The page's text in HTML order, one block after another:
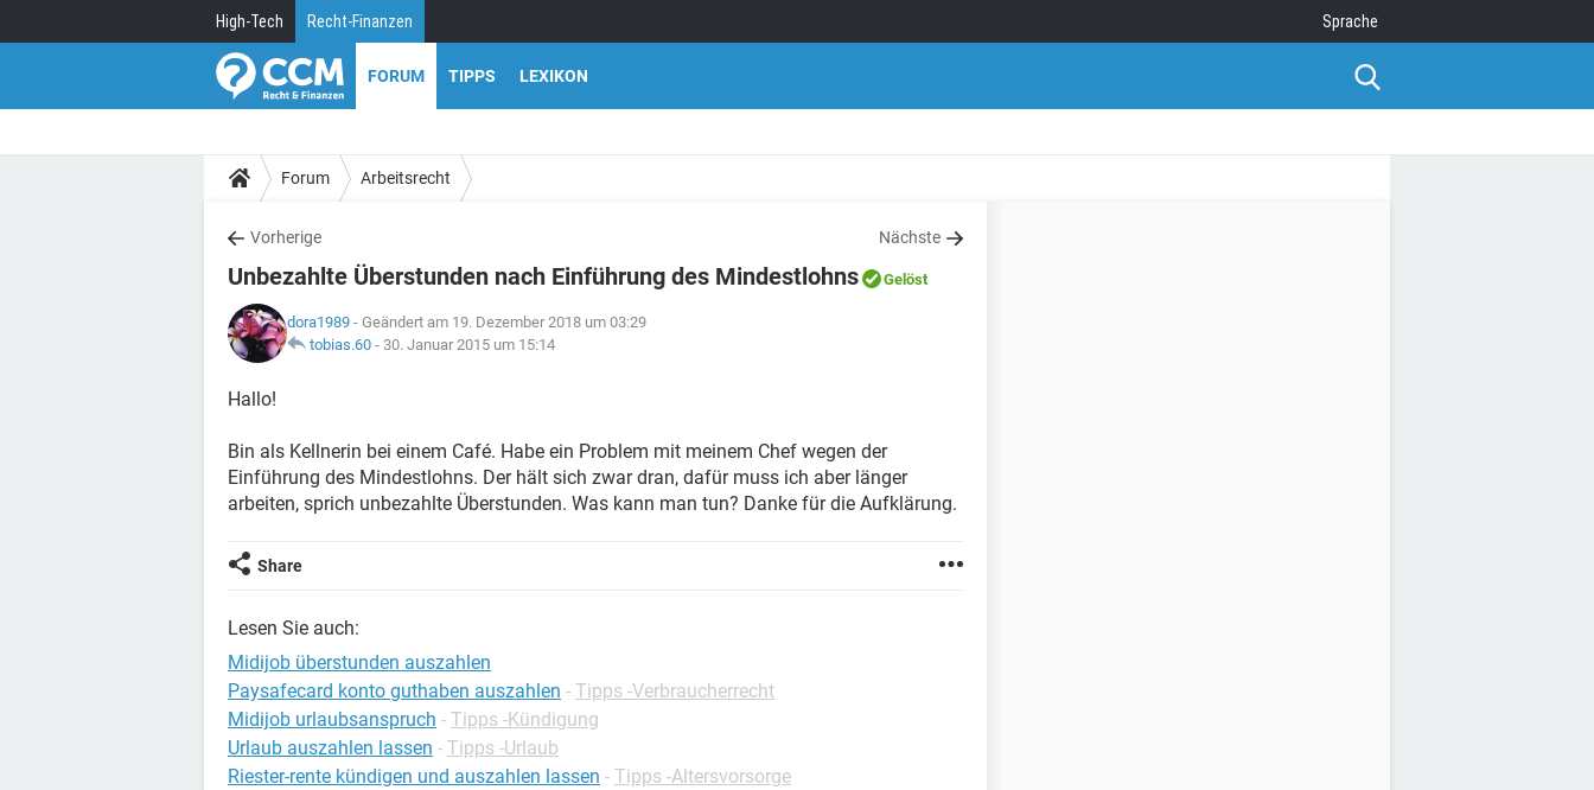
High-Tech Recht-Finanzen Sprache
FORUM TIPPS LEXIKON
Forum Arbeitsrecht
Vorherige Nächste
Unbezahlte Überstunden nach Einführung des Mindestlohns Gelöst
dora1989 - Geändert am 19. Dezember 2018 um 03:29
tobias.60 - 30. Januar 2015 um 15:14
Hallo!
Bin als Kellnerin bei einem Café. Habe ein Problem mit meinem Chef wegen der
Einführung des Mindestlohns. Der hält sich zwar dran, dafür muss ich aber länger
arbeiten, sprich unbezahlte Überstunden. Was kann man tun? Danke für die Aufklärung.
Share
Lesen Sie auch:
Midijob überstunden auszahlen
Paysafecard konto guthaben auszahlen - Tipps -Verbraucherrecht
Midijob urlaubsanspruch - Tipps -Kündigung
Urlaub auszahlen lassen - Tipps -Urlaub
Riester-rente kündigen und auszahlen lassen - Tipps -Altersvorsorge